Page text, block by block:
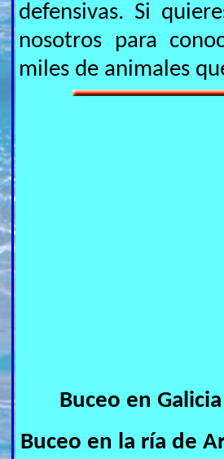
defensivas. Si
nosotros para
miles de animales
Buceo en Galicia
Buceo en la ría de